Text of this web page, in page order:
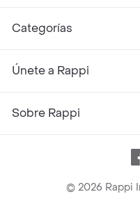
Categorías
Únete a Rappi
Sobre Rappi
© 2026 Rappi